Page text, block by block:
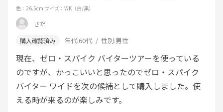
色：26.5cm サイズ：WK（白/黒）
さだ
年代:60代 性別:男性
現在、ゼロ・スパイク バイターツアーを使っている
のですが、かっこいいと思ったのでゼロ・スパイク
バイター ワイドを次の候補として購入しました。使
える時が来るのが楽しみです。